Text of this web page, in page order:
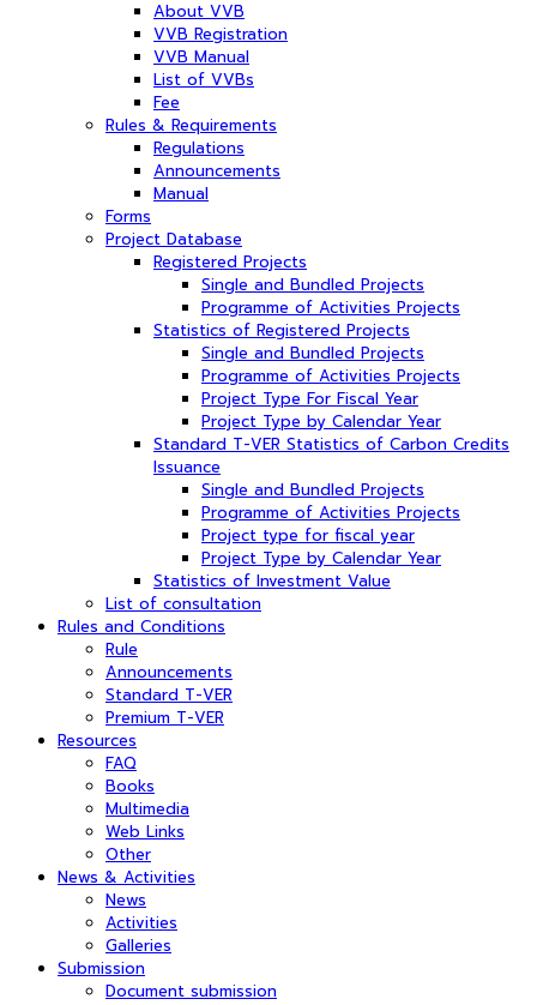
About VVB
VVB Registration
VVB Manual
List of VVBs
Fee
Rules & Requirements
Regulations
Announcements
Manual
Forms
Project Database
Registered Projects
Single and Bundled Projects
Programme of Activities Projects
Statistics of Registered Projects
Single and Bundled Projects
Programme of Activities Projects
Project Type For Fiscal Year
Project Type by Calendar Year
Standard T-VER Statistics of Carbon Credits
Issuance
Single and Bundled Projects
Programme of Activities Projects
Project type for fiscal year
Project Type by Calendar Year
Statistics of Investment Value
List of consultation
Rules and Conditions
Rule
Announcements
Standard T-VER
Premium T-VER
Resources
FAQ
Books
Multimedia
Web Links
Other
News & Activities
News
Activities
Galleries
Submission
Document submission